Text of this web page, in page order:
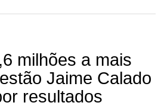
de décadas e servem como
o diálogo com a população
ao 10º mandato.
com muita humildade e,
como combustível para continuar
é um retrato de um
milhões a mais
Jaime Calado
resultados